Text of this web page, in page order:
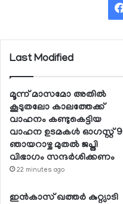
Last Modified
മൂന്ന് മാസമോ അതില്‍
കൂടുതലോ കാലത്തേക്ക്
വാഹനം കണ്ടുകെട്ടിയ
വാഹന ഉടമകള്‍ ഓഗസ്റ്റ് 9
ഞായറാഴ്ച മുതല്‍ ജപ്തി
വിഭാഗം സന്ദര്‍ശിക്കണം
22 minutes ago
ഇന്‍കാസ് ഖത്തര്‍ കുറ്റ്യാടി